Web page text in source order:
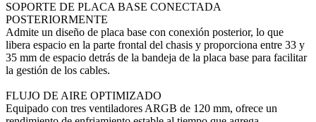
SOPORTE DE PLACA BASE CONECTADA
POSTERIORMENTE
Admite un diseño de placa base con conexión posterior, lo que
libera espacio en la parte frontal del chasis y proporciona entre 33 y
35 mm de espacio detrás de la bandeja de la placa base para facilitar
la gestión de los cables.
FLUJO DE AIRE OPTIMIZADO
Equipado con tres ventiladores ARGB de 120 mm, ofrece un